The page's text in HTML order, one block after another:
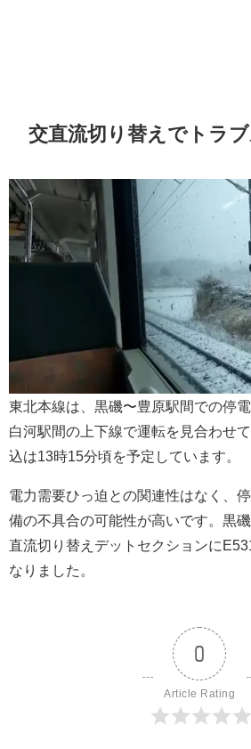
交直流切り替えでトラ
東北本線は、黒磯〜豊原駅間での停
白河駅間の上下線で運転を見合わせ
込は13時15分頃を予定しています。
電力需要ひっ迫との関連性はなく、
備の不具合の可能性が高いです。黒
直流切り替えデットセクションに
なりました。
0
Article Rating